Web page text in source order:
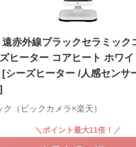
遠赤外線ブラックセラミック
ヒーター コアヒート ホワイ
シーズヒーター /人感センサ
ク（ビックカメラ×楽天）
＼ポイント最大11倍！／